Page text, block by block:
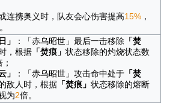
连携奥义时，队友会心伤害提高15%，
」 ：「赤乌昭世」最后一击移除 「焚
，根据「焚痕」 状态移除的灼烧状态数
」 ：「赤乌昭世」攻击命中处于「焚
敌人时，根据「焚痕」 状态移除的熔断
为2倍。